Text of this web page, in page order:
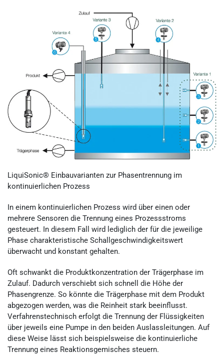
LiquiSonic® Einbauvarianten zur Phasentrennung im
kontinuierlichen Prozess
In einem kontinuierlichen Prozess wird über einen oder
mehrere Sensoren die Trennung eines Prozessstroms
gesteuert. In diesem Fall wird lediglich der für die jeweilige
Phase charakteristische Schallgeschwindigkeitswert
überwacht und konstant gehalten.
Oft schwankt die Produktkonzentration der Trägerphase im
Zulauf. Dadurch verschiebt sich schnell die Höhe der
Phasengrenze. So könnte die Trägerphase mit dem Produkt
abgezogen werden, was die Reinheit stark beeinflusst.
Verfahrenstechnisch erfolgt die Trennung der Flüssigkeiten
über jeweils eine Pumpe in den beiden Auslassleitungen. Auf
diese Weise lässt sich beispielsweise die kontinuierliche
Trennung eines Reaktionsgemisches steuern.